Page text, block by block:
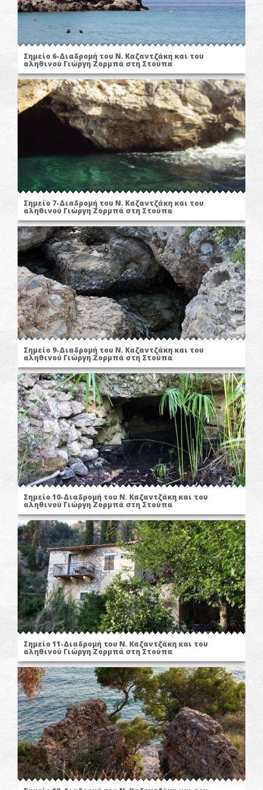
Σημείο 6-Διαδρομή του Ν. Καζαντζάκη και του
αληθινού Γιώργη Ζορμπά στη Στούπα
Σημείο 7-Διαδρομή του Ν. Καζαντζάκη και του
αληθινού Γιώργη Ζορμπά στη Στούπα
Σημείο 9-Διαδρομή του Ν. Καζαντζάκη και του
αληθινού Γιώργη Ζορμπά στη Στούπα
Σημείο 10-Διαδρομή του Ν. Καζαντζάκη και του
αληθινού Γιώργη Ζορμπά στη Στούπα
Σημείο 11-Διαδρομή του Ν. Καζαντζάκη και του
αληθινού Γιώργη Ζορμπά στη Στούπα